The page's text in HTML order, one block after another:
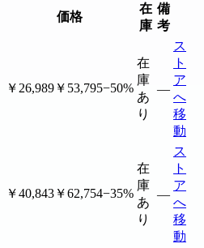
価格
在
庫
備
考
￥26,989 ￥53,795−50%
在
庫
あ
り
—
ス
ト
ア
へ
移
動
￥40,843 ￥62,754−35%
在
庫
あ
り
—
ス
ト
ア
へ
移
動